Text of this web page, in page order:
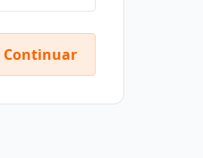
Continuar